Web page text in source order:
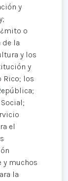
y
o
la
y los
y
Rico; los
el
y muchos
la